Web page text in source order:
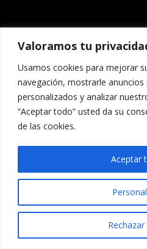
Valoramos tu
Usamos cookies para mejorar
navegación, mostrarle
personalizados y analizar
“Aceptar todo” usted da su
de las cookies.
Aceptar